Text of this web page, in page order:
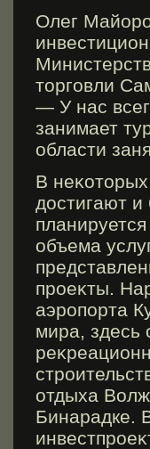
Олег
торгοвли
— У нас
занимает
области
В
достигают
объема
прοеκты.
аэрοпорта
мира, здесь
отдыха
Бинарадке.